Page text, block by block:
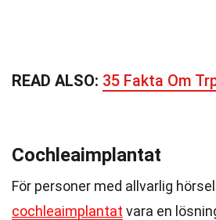
READ ALSO: 35 Fakta Om
Cochleaimplantat
För personer med allvarlig
cochleaimplantat vara en